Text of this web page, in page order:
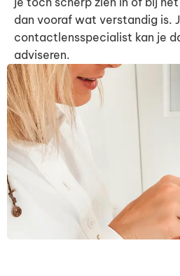
dan vooraf wat verstandig is.
contactlensspecialist kan je
adviseren.